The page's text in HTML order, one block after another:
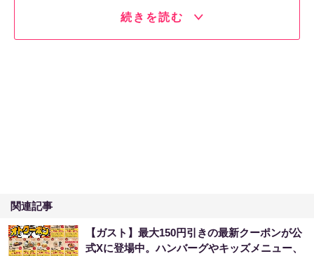
続きを読む
関連記事
【ガスト】最大150円引きの最新クーポンが公
式Xに登場中。ハンバーグやキッズメニュー、